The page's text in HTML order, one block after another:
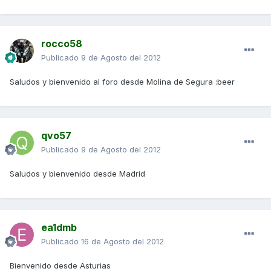
rocco58
Publicado 9 de Agosto del 2012
Saludos y bienvenido al foro desde Molina de Segura :beer
qvo57
Publicado 9 de Agosto del 2012
Saludos y bienvenido desde Madrid
ea1dmb
Publicado 16 de Agosto del 2012
Bienvenido desde Asturias